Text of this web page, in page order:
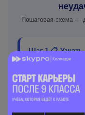
Пошаговая схема —
Шаг 1 📋
Зайдите на сайт
управления
проверьте
Уточните, по
«двойка» — это